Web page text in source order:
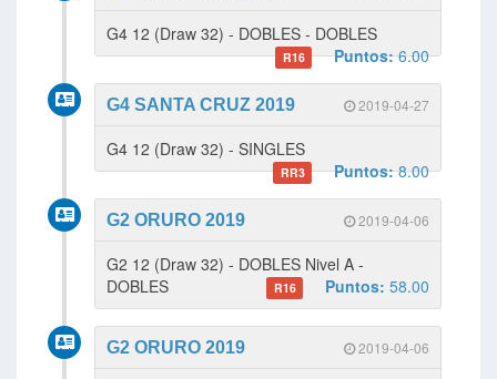
G4 12 (Draw 32) - DOBLES - DOBLES
R16 Puntos:6.00
2019-04-27
G4 SANTA CRUZ 2019
G4 12 (Draw 32) - SINGLES
RR3 Puntos:8.00
2019-04-06
G2 ORURO 2019
G2 12 (Draw 32) - DOBLES Nivel A -
DOBLES
R16 Puntos: 58.00
2019-04-06
G2 ORURO 2019